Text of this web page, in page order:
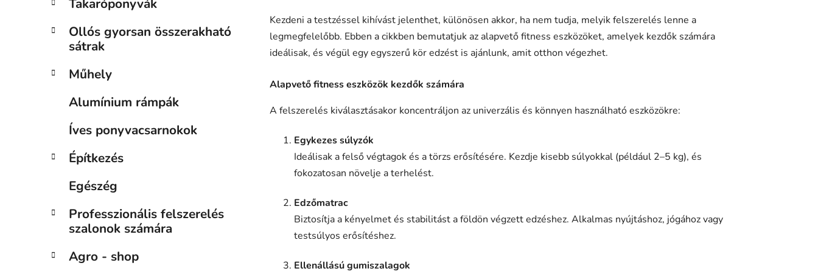
Takaróponyvák
Ollós gyorsan összerakható
sátrak
Műhely
Alumínium rámpák
Íves ponyvacsarnokok
Építkezés
Egészég
Professzionális felszerelés
szalonok számára
Agro - shop
Kezdeni a testzéssel kihívást jelenthet, különösen akkor, ha nem tudja, melyik felszerelés lenne a
legmegfelelőbb. Ebben a cikkben bemutatjuk az alapvető fitness eszközöket, amelyek kezdők számára
ideálisak, és végül egy egyszerű kör edzést is ajánlunk, amit otthon végezhet.
Alapvető fitness eszközök kezdők számára
A felszerelés kiválasztásakor koncentráljon az univerzális és könnyen használható eszközökre:
Egykezes súlyzók
Ideálisak a felső végtagok és a törzs erősítésére. Kezdje kisebb súlyokkal (például 2–5 kg), és
fokozatosan növelje a terhelést.
Edzőmatrac
Biztosítja a kényelmet és stabilitást a földön végzett edzéshez. Alkalmas nyújtáshoz, jógához vagy
testsúlyos erősítéshez.
Ellenállású gumiszalagok